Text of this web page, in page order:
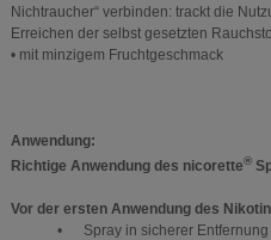
Nichtraucher“ verbinden: trackt die
Erreichen der selbst gesetzten
• mit minzigem Fruchtgeschmack
Anwendung:
Richtige Anwendung des nicorette®
Vor der ersten Anwendung des
• Spray in sicherer Entfernung